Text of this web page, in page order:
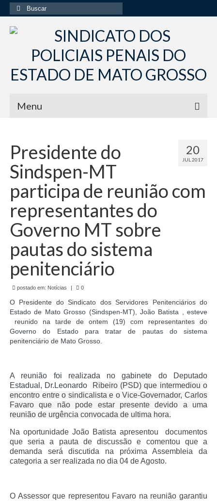
Buscar
por:
Menu
Institucional
Diretoria Sindsppen
Histórico do Sindsppen
Histórico do Sistema Penitenciário do Estado
de Mato Grosso
Formulário de Requerimento Padrão Sindsppen
Estatuto do Sindsppen
Serviços prestados pelo Sindicato dos
Servidores Penitenciários de Mato Grosso
Filie-se
Artigos
Esportes
Nota de Falecimento
Notícias
Pautas Nacionais
20
JUL 2017
Presidente do
Sindspen-MT
participa de reunião com
representantes do
Governo MT sobre
pautas do sistema
penitenciário
postado em: Notícias | 0
O Presidente do Sindicato dos Servidores Penitenciários do
Estado de Mato Grosso (Sindspen-MT), João Batista , esteve
reunido na tarde de ontem (19) com representantes do
Governo do Estado para tratar de pautas do sistema
penitenciário de Mato Grosso.
A reunião foi realizada no gabinete do Deputado
Estadual, Dr.Leonardo
Ribeiro (PSD) que intermediou o
encontro entre o sindicalista e o Vice-Governador, Carlos
Favaro que não pode estar presente devido a uma
reunião de urgência convocada de ultima hora.
Na oportunidade João Batista apresentou documentos
que seria a pauta de discussão e comentou que a
demanda será discutida na próxima Assembleia da
categoria a ser realizada no dia 04 de Agosto.
O Assessor que representou Favaro na reunião garantiu